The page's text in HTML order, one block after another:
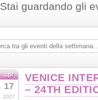
Stai guardando gli
apr
17
2027
VENICE
– 24TH